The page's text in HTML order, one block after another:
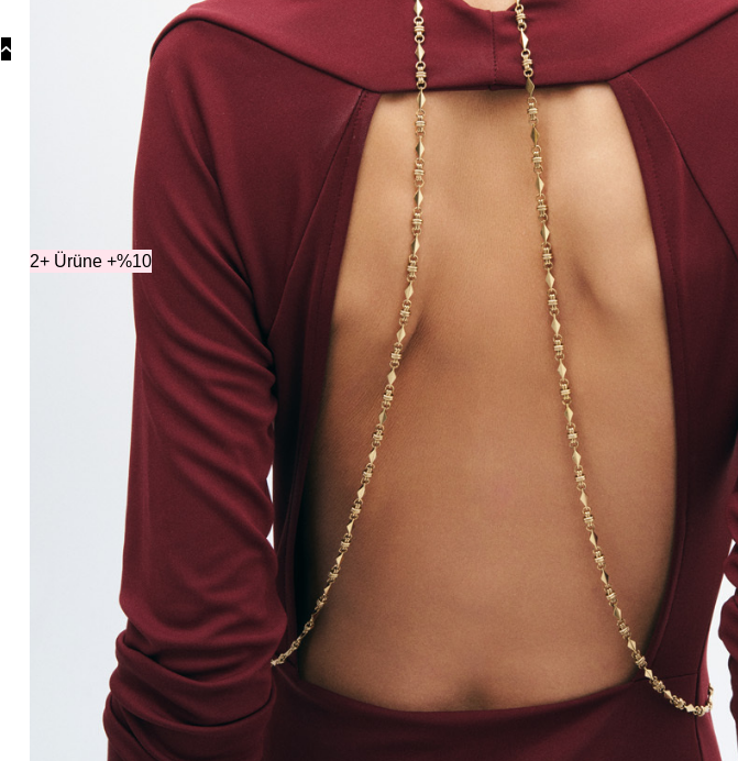
Kategoriler Diğer Aksesuarlar Vücut Aksesuarı
2+ Ürüne +%10